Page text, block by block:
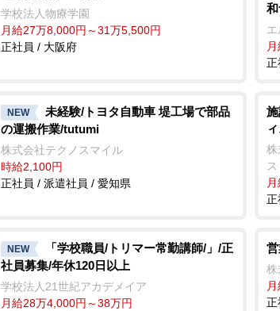
学校法人物療学園
月給27万8,000円～31万5,500円
正社員 / 大阪府
正
NEW
未経験/トヨタ自動車 堤工場で部品
の運搬作業/tutumi
株式会社テクノスマイル
時給2,100円
正社員 / 派遣社員 / 愛知県
株
正
NEW
「学校職員/トリマー常勤講師/」/正
社員募集/年休120日以上
学校法人21世紀アカデメイア
月給28万4,000円～38万円
株
正